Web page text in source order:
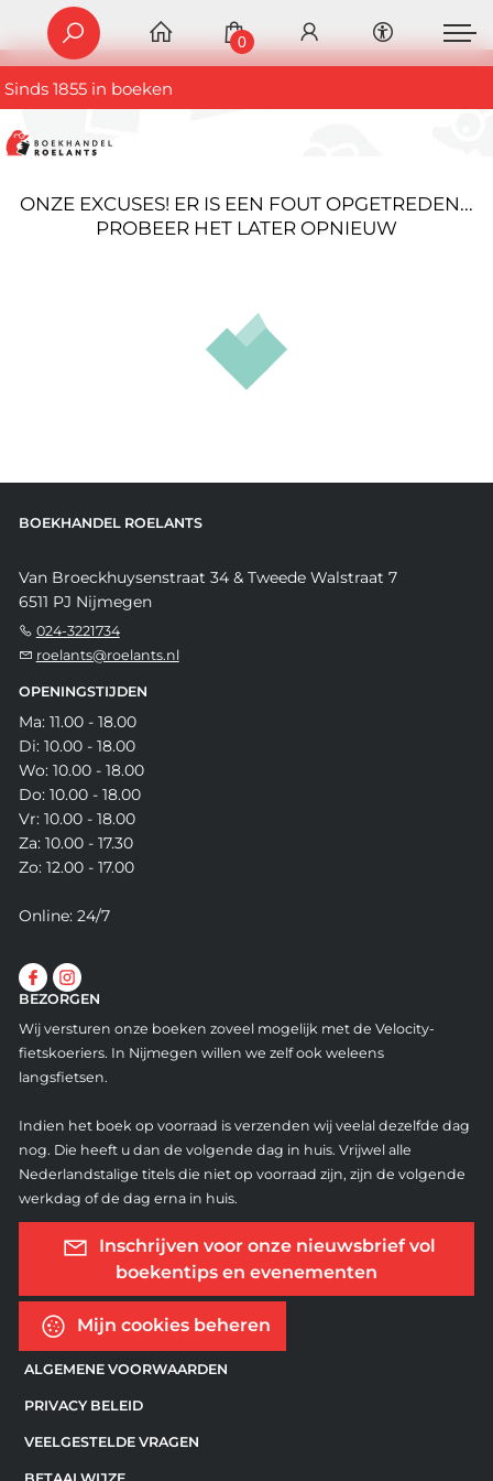
Sinds 1855 in boeken
0
ONZE EXCUSES! ER IS EEN FOUT OPGETREDEN...
PROBEER HET LATER OPNIEUW
BOEKHANDEL ROELANTS
Van Broeckhuysenstraat 34 & Tweede Walstraat 7
6511 PJ Nijmegen
024-3221734
roelants@roelants.nl
OPENINGSTIJDEN
Ma: 11.00 - 18.00
Di: 10.00 - 18.00
Wo: 10.00 - 18.00
Do: 10.00 - 18.00
Vr: 10.00 - 18.00
Za: 10.00 - 17.30
Zo: 12.00 - 17.00
Online: 24/7
BEZORGEN
Wij versturen onze boeken zoveel mogelijk met de Velocity-
fietskoeriers. In Nijmegen willen we zelf ook weleens
langsfietsen.
Indien het boek op voorraad is verzenden wij veelal dezelfde dag
nog. Die heeft u dan de volgende dag in huis. Vrijwel alle
Nederlandstalige titels die niet op voorraad zijn, zijn de volgende
werkdag of de dag erna in huis.
Inschrijven voor onze nieuwsbrief vol
boekentips en evenementen
Mijn cookies beheren
ALGEMENE VOORWAARDEN
PRIVACY BELEID
VEELGESTELDE VRAGEN